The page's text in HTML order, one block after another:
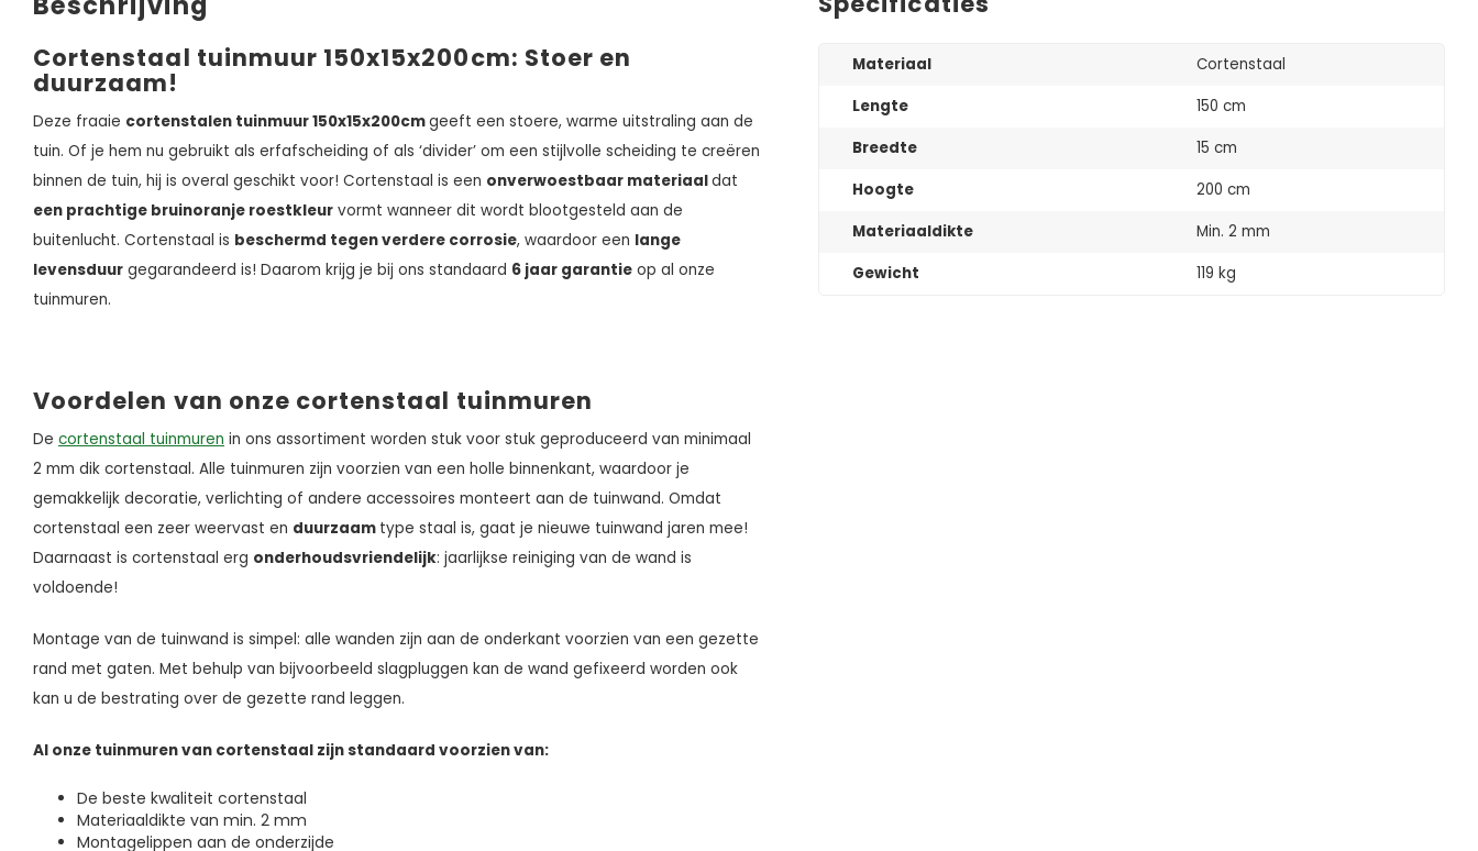
Cortenstaal tuinmuur 150x15x200cm: Stoer en
duurzaam!
Deze fraaie cortenstalen tuinmuur 150x15x200cmgeeft een stoere, warme uitstraling aan de
tuin. Of je hem nu gebruikt als erfafscheiding of als ‘divider’ om een stijlvolle scheiding te creëren
binnen de tuin, hij is overal geschikt voor! Cortenstaal is een onverwoestbaar materiaaldat
een prachtige bruinoranje roestkleur vormt wanneer dit wordt blootgesteld aan de
buitenlucht. Cortenstaal is beschermd tegen verdere corrosie, waardoor een lange
levensduur gegarandeerd is! Daarom krijg je bij ons standaard 6 jaar garantie op al onze
tuinmuren.
Voordelen van onze cortenstaal tuinmuren
De cortenstaal tuinmuren in ons assortiment worden stuk voor stuk geproduceerd van minimaal
2 mm dik cortenstaal. Alle tuinmuren zijn voorzien van een holle binnenkant, waardoor je
gemakkelijk decoratie, verlichting of andere accessoires monteert aan de tuinwand. Omdat
cortenstaal een zeer weervast en duurzaam type staal is, gaat je nieuwe tuinwand jaren mee!
Daarnaast is cortenstaal erg onderhoudsvriendelijk: jaarlijkse reiniging van de wand is
voldoende!
Montage van de tuinwand is simpel: alle wanden zijn aan de onderkant voorzien van een gezette
rand met gaten. Met behulp van bijvoorbeeld slagpluggen kan de wand gefixeerd worden ook
kan u de bestrating over de gezette rand leggen.
Al onze tuinmuren van cortenstaal zijn standaard voorzien van:
De beste kwaliteit cortenstaal
Materiaaldikte van min. 2 mm
Montagelippen aan de onderzijde
Materiaal
Cortenstaal
Lengte
150 cm
Breedte
15 cm
Hoogte
200 cm
Materiaaldikte
Min. 2 mm
Gewicht
119 kg